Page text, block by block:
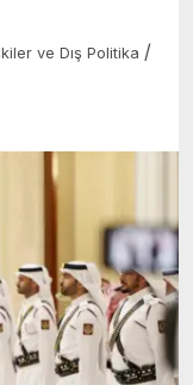
ve Dış Politika /